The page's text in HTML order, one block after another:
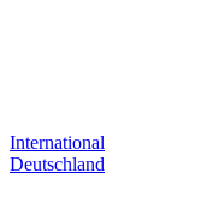
International
Deutschland